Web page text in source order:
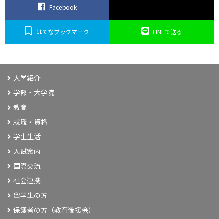
Facebook
はてなブックマーク LINEで送る
大学紹介
学部・大学院
教育
就職・資格
学生生活
入試案内
国際交流
社会連携
留学生の方
保護者の方（教育後援会）